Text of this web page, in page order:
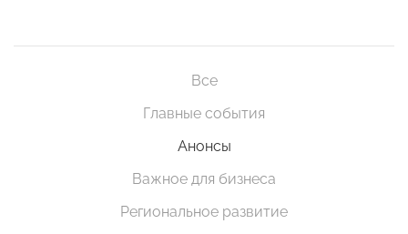
Все
Главные события
Анонсы
Важное для бизнеса
Региональное развитие